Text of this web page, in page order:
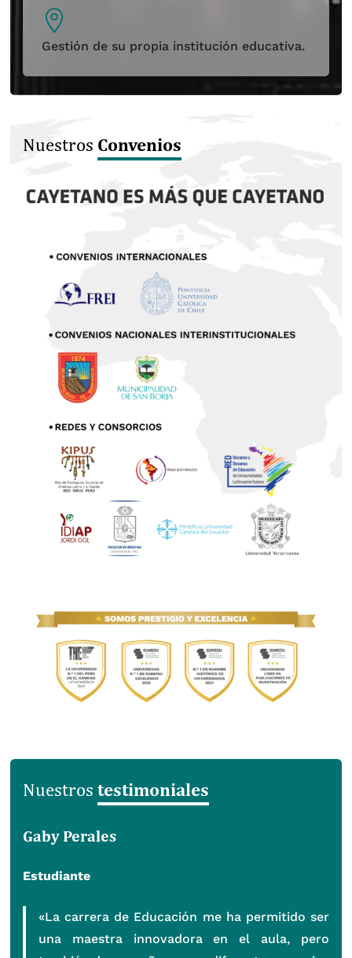
Gestión de su propia institución educativa.
Nuestros Convenios
Nuestrostestimoniales
Gaby Perales
Estudiante
«La carrera de Educación me ha permitido ser
una maestra innovadora en el aula, pero